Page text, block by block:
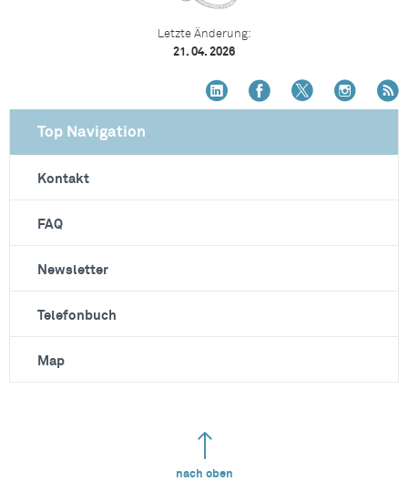
Letzte Änderung:
21. 04. 2026
Top Navigation
Kontakt
FAQ
Newsletter
Telefonbuch
Map
nach oben